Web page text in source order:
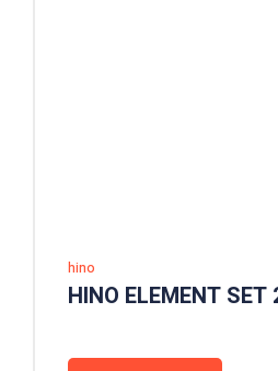
hino
HINO ELEMENT